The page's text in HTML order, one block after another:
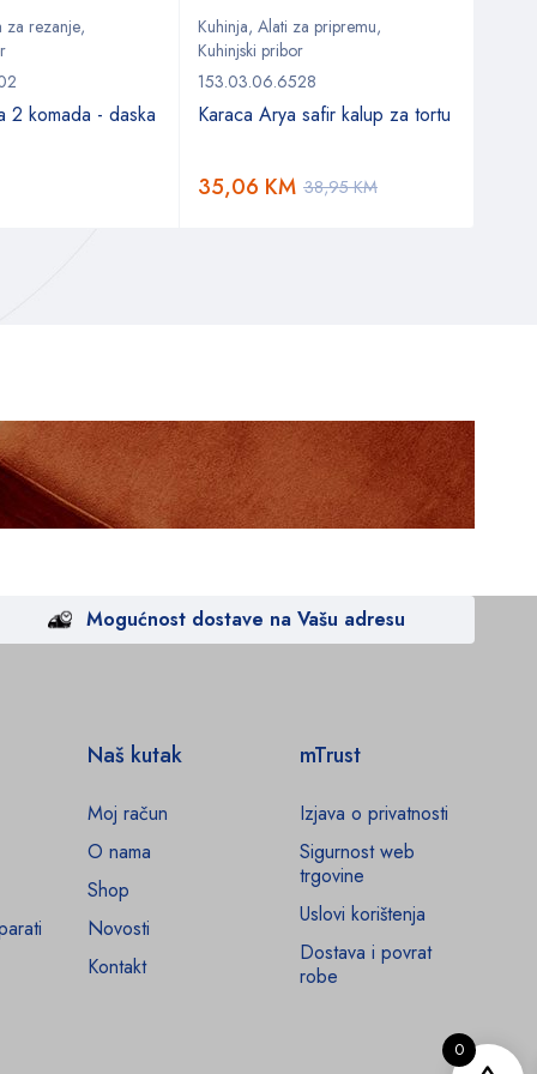
za rezanje,
2 komada - daska
Kuhinja, Alati za pripremu,
Kuhinjski pribor
153.03.06.6528
Karaca Arya safir kalup za tortu
38,95KM
35,06 KM
Mogućnost dostave na Vašu adresu
Naš kutak
Moj račun
O nama
Shop
Novosti
Kontakt
mTrust
Izjava o privatnosti
Sigurnost web
trgovine
Uslovi korištenja
Dostava i povrat
robe
0